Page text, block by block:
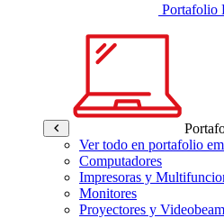
Portafolio
Ver todo en portafolio
Computadores
Impresoras y
Monitores
Proyectores y Videobeam